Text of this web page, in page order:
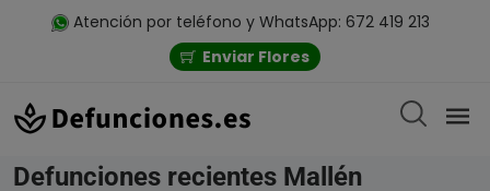
Atención por teléfono y WhatsApp: 672 419 213
Enviar Flores
Defunciones recientes Mallén